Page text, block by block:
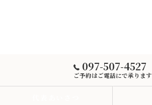
097-507-4527
ご予約はご電話にで承ります